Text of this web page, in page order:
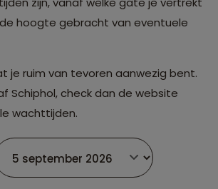
hoogte gebracht van eventuele
je ruim van tevoren aanwezig bent.
Schiphol, check dan de website
wachttijden.